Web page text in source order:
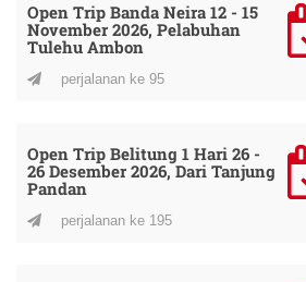
Open Trip Banda Neira 12 - 15
November 2026, Pelabuhan
Tulehu Ambon
perjalanan ke 95
Open Trip Belitung 1 Hari 26 -
26 Desember 2026, Dari Tanjung
Pandan
perjalanan ke 195